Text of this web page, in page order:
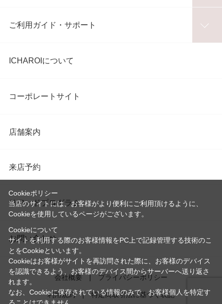
ご利用ガイド・サポート
ICHAROIについて
コーポレートサイト
店舗案内
来店予約
リワードプログラム
お問い合わせ
会社概要 プライバシーポリシー
利用規約 特定商取引法に基づく表記
Cookieポリシー
当店のサイトには、お客様がより便利にご利用頂けるように、
Cookieを使用しているページがございます。
Cookieについて
サイトを利用する際のお客様情報をPC上で記録管理する技術のこ
とをCookieといいます。
Cookieはお客様がサイトを再訪問された際に、お客様のデバイス
を認識できるよう、お客様のデバイス間からサーバーへ送り返さ
れます。
なお、Cookieに保存されている情報のみで、お客様個人を特定す